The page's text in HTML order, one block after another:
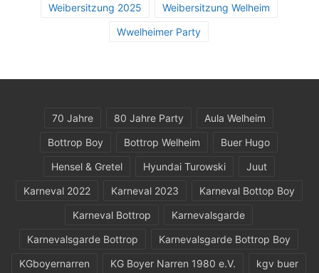
Weibersitzung 2025
Weibersitzung Welheim
Wwelheimer Party
70 Jahre 80 Jahre Party
Aula Welheim
Bottrop Boy
Bottrop Welheim
Buer Hugo
Hensel & Gretel
Hyundai Turowski
Juut
Karneval 2022
Karneval 2023
Karneval Bottop Boy
Karneval Bottrop
Karnevalsgarde
Karnevalsgarde Bottrop
Karnevalsgarde Bottrop Boy
KGboyernarren
KG Boyer Narren 1980 e.V.
kgv buer